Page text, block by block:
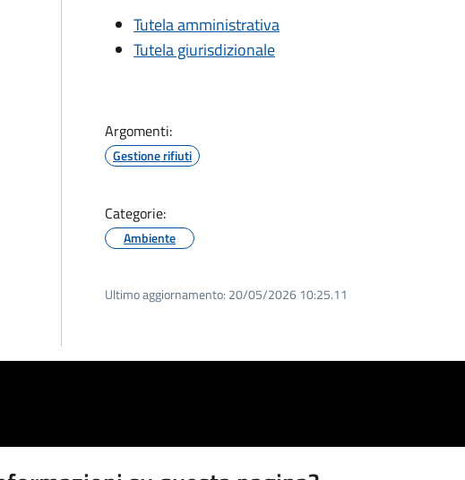
Tutela amministrativa
Tutela giurisdizionale
Argomenti:
Gestione rifiuti
Categorie:
Ambiente
Ultimo aggiornamento: 20/05/2026 10:25.11